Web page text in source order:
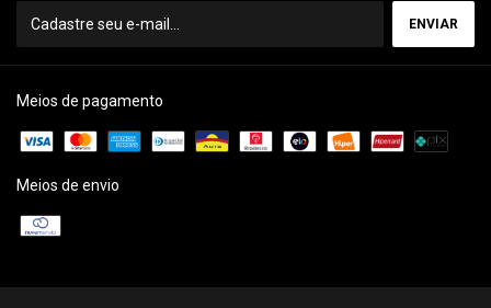
Meios de pagamento
Meios de envio